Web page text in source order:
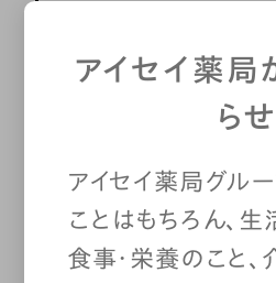
眼は、同じ不
「スマホ老眼」
耳にしたことは
スマホ老眼は、
アイセイ薬局
らせ
アイセイ薬局グル
ことはもちろん、生
食事・栄養のこと